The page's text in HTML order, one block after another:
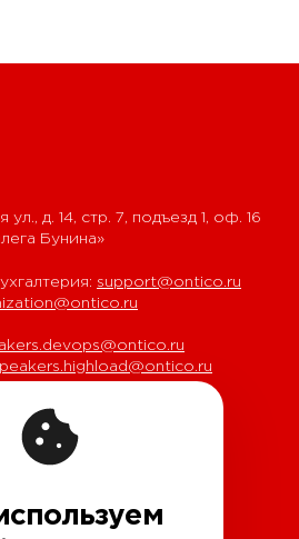
д. 14, стр. 7, подъезд 1, оф. 16
Бунина»
support@ontico.ru
персональных данных
данных